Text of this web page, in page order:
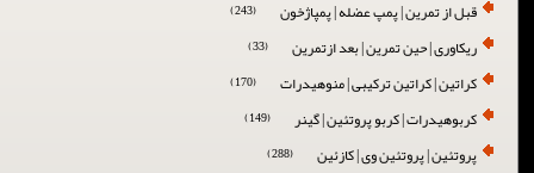
قبل از تمرین | پمپ عضله | پمپاژخون (243)
ریکاوری | حین تمرین | بعد ازتمرین (33)
کراتین | کراتین ترکیبی | منوهیدرات (170)
کربوهیدرات | کربو پروتئین | گینر (149)
پروتئین | پروتئین وی | کازئین (288)